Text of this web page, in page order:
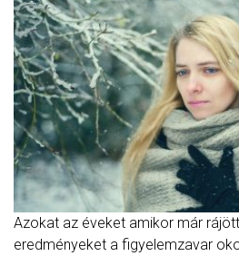
Azokat az éveket amikor már
eredményeket a figyelemzavar